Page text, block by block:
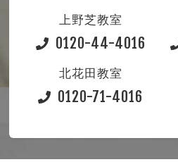
上野芝教室
0120-44-4016
北花田教室
0120-71-4016